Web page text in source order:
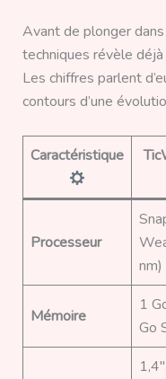
Avant de plonger
techniques révèle
Les chiffres parlent
contours d’une
Caractéristique
Processeur
nm)
Mémoire
1
Go